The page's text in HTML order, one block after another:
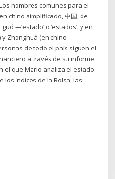
nombres comunes para el
chino simplificado, 中国, de
—‘estado’ o ‘estados’, y en
y Zhonghuá (en chino
de todo el país siguen el
a través de su informe
el que Mario analiza el estado
los índices de la Bolsa, las